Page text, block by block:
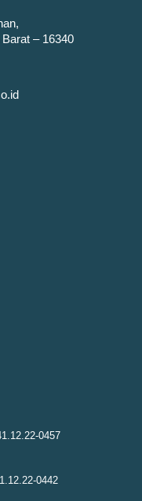
– 16340
0457
0442